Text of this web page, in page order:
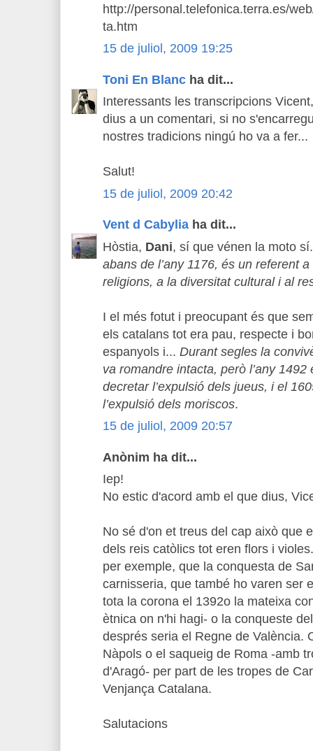
http://personal.telefonica.terra.es/
ta.htm
15 de juliol, 2009 19:25
Toni En Blanc ha dit...
Interessants les transcripcions
dius a un comentari, si no
nostres tradicions ningú ho va a fer...
Salut!
15 de juliol, 2009 20:42
Vent d Cabylia ha dit...
Hòstia, Dani, sí que vénen la moto
abans de l’any 1176, és un referent
religions, a la diversitat cultural i al
I el més fotut i preocupant és que
els catalans tot era pau, respecte i
espanyols i... Durant segles la
va romandre intacta, però l’any
decretar l’expulsió dels jueus, i el
l’expulsió dels moriscos.
15 de juliol, 2009 20:57
Anònim ha dit...
Iep!
No estic d'acord amb el que dius,
No sé d'on et treus del cap això que
dels reis catòlics tot eren flors i
per exemple, que la conquesta de
carnisseria, que també ho varen ser
tota la corona el 1392o la mateixa
ètnica on n'hi hagi- o la conqueste
després seria el Regne de València.
Nàpols o el saqueig de Roma -amb
d'Aragó- per part de les tropes de
Venjança Catalana.
Salutacions